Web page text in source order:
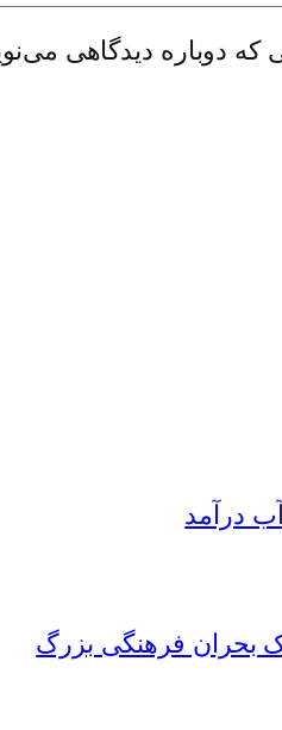
که دوباره دیدگاهی
درآمد
بحران فرهنگی بزرگ